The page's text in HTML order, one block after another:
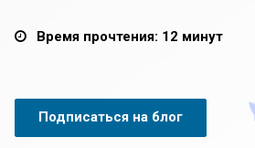
Время прочтения: 12 минут
Подписаться на блог